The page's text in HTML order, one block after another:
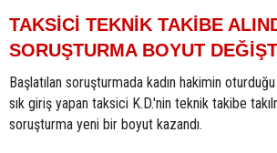
TAKSİCİ TEKNİK TAKİBE
SORUŞTURMA BOYUT
Başlatılan soruşturmada kadın hakimin oturduğu
sık giriş yapan taksici K.D.'nin teknik takibe
soruşturma yeni bir boyut kazandı.